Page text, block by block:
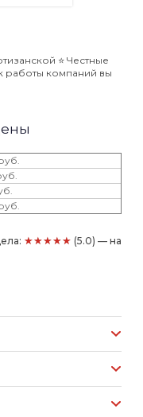
⭐️ Честные
работы компаний вы
★★★★★ (5.0) — на